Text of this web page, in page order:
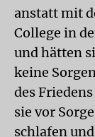
anstatt mit
College in
und hätten
keine
des
sie vor
schlafen